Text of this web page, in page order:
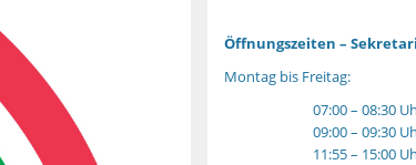
Öffnungszeiten –
Montag bis Freitag:
07:00 – 08:30
09:00 – 09:30
11:55 – 15:00